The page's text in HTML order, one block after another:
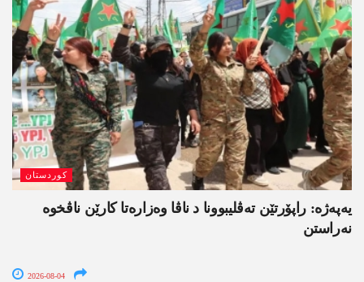
کوردستان
یەپەژە: راپۆرتێن تەڤلیبوونا د ناڤا وەزارەتا کارێن ناڤخوە
نەراستن
2026-08-04